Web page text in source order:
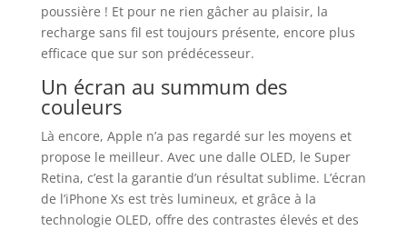
poussière ! Et pour ne rien gâcher au plaisir, la
recharge sans fil est toujours présente, encore plus
efficace que sur son prédécesseur.
Un écran au summum des
couleurs
Là encore, Apple n’a pas regardé sur les moyens et
propose le meilleur. Avec une dalle OLED, le Super
Retina, c’est la garantie d’un résultat sublime. L’écran
de l’iPhone Xs est très lumineux, et grâce à la
technologie OLED, offre des contrastes élevés et des